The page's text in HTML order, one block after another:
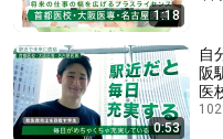
1:18
0:53
自
阪
医